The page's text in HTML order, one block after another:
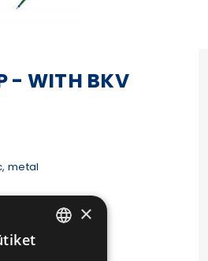
- WITH BKV
metal
×